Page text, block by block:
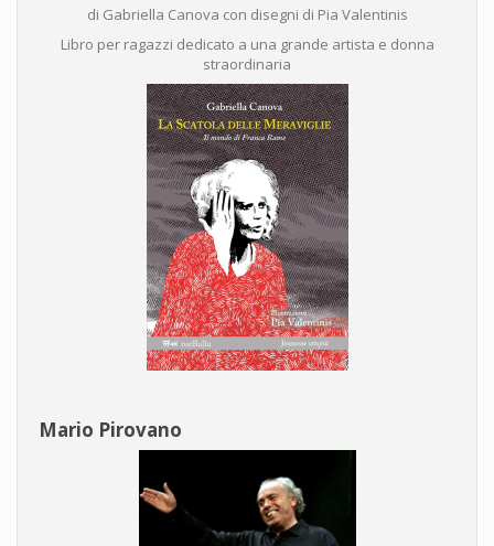
di Gabriella Canova con disegni di Pia Valentinis
Libro per ragazzi dedicato a una grande artista e donna
straordinaria
Mario Pirovano